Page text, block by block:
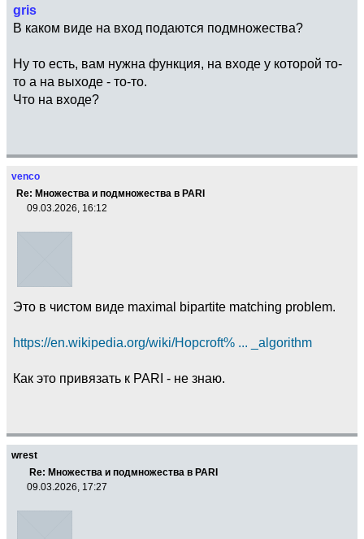
gris
В каком виде на вход подаются подмножества?
Ну то есть, вам нужна функция, на входе у которой то-
то а на выходе - то-то.
Что на входе?
venco
Re: Множества и подмножества в PARI
09.03.2026, 16:12
Это в чистом виде maximal bipartite matching problem.
https://en.wikipedia.org/wiki/Hopcroft% ... _algorithm
Как это привязать к PARI - не знаю.
wrest
Re: Множества и подмножества в PARI
09.03.2026, 17:27